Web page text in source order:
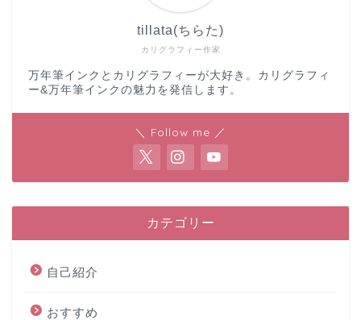
カリグラフィー作家
tillata(ちらた)
万年筆インクとカリグラフィーが大好き。カリグラフィ
ー&万年筆インクの魅力を発信します。
＼ Follow me ／
カテゴリー
自己紹介
おすすめ